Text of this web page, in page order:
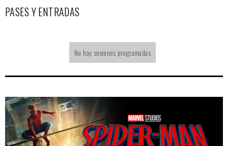
PASES Y ENTRADAS
No hay sesiones programadas